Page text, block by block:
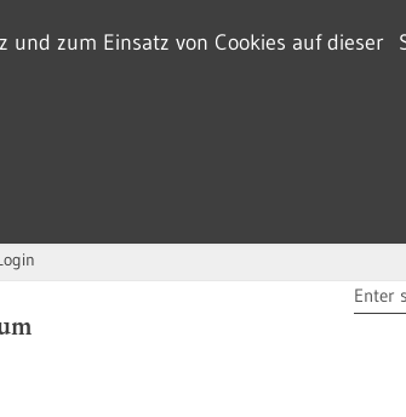
zum Einsatz von Cookies auf dieser